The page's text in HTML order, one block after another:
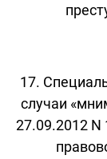
17.
случаи
27.09.2012 N